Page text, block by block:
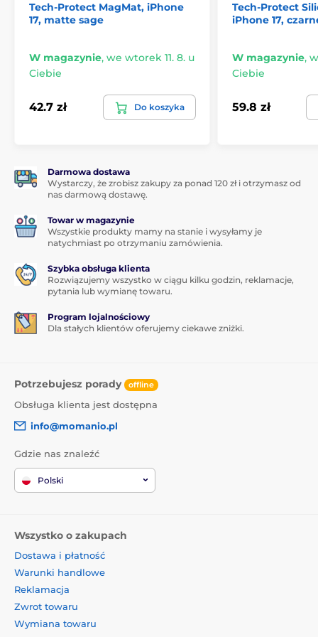
Tech-Protect MagMat, iPhone
17, matte sage
W magazynie, we wtorek 11. 8. u
Ciebie
42.7 zł Do koszyka
Tech-Protect
iPhone 17,
W magazynie,
Ciebie
59.8 zł
Darmowa dostawa
Wystarczy, że zrobisz zakupy za ponad 120 zł i otrzymasz od
nas darmową dostawę.
Towar w magazynie
Wszystkie produkty mamy na stanie i wysyłamy je
natychmiast po otrzymaniu zamówienia.
Szybka obsługa klienta
Rozwiązujemy wszystko w ciągu kilku godzin, reklamacje,
pytania lub wymianę towaru.
Program lojalnościowy
Dla stałych klientów oferujemy ciekawe zniżki.
Potrzebujesz porady offline
Obsługa klienta jest dostępna
info@momanio.pl
Gdzie nas znaleźć
Polski
Wszystko o zakupach
Dostawa i płatność
Warunki handlowe
Reklamacja
Zwrot towaru
Wymiana towaru